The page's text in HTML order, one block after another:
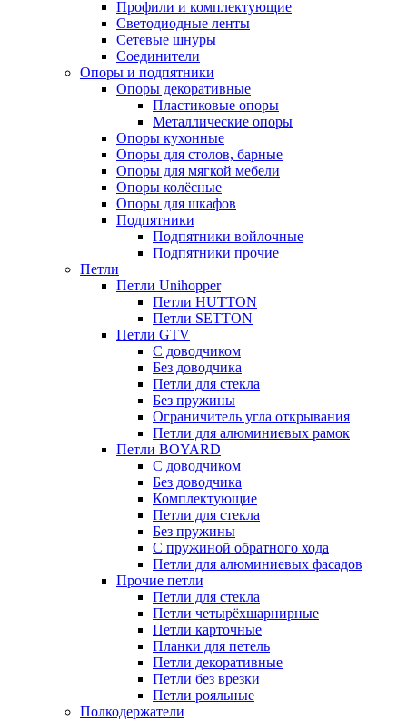
Профили и комплектующие
Светодиодные ленты
Сетевые шнуры
Соединители
Опоры и подпятники
Опоры декоративные
Пластиковые опоры
Металлические опоры
Опоры кухонные
Опоры для столов, барные
Опоры для мягкой мебели
Опоры колёсные
Опоры для шкафов
Подпятники
Подпятники войлочные
Подпятники прочие
Петли
Петли Unihopper
Петли HUTTON
Петли SETTON
Петли GTV
С доводчиком
Без доводчика
Петли для стекла
Без пружины
Ограничитель угла открывания
Петли для алюминиевых рамок
Петли BOYARD
С доводчиком
Без доводчика
Комплектующие
Петли для стекла
Без пружины
С пружиной обратного хода
Петли для алюминиевых фасадов
Прочие петли
Петли для стекла
Петли четырёхшарнирные
Петли карточные
Планки для петель
Петли декоративные
Петли без врезки
Петли рояльные
Полкодержатели